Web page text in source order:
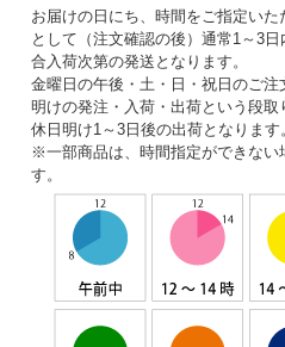
お届けの日にち、時間をご指定いた
として（注文確認の後） 通常1～3日
合入荷次第の発送となります。
金曜日の午後・土・日・祝日のご注
明けの発注・入荷・出荷という段取
休日明け1～3日後の出荷となります
※一部商品は、時間指定ができない
す。